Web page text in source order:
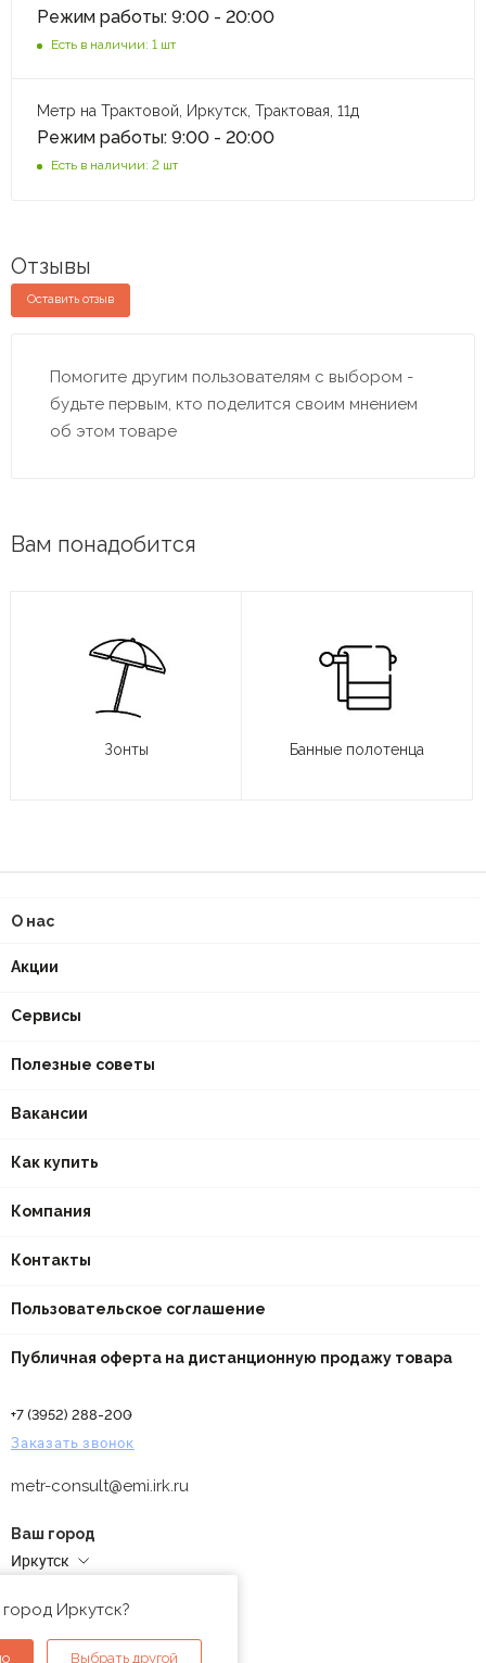
Режим работы: 9:00 - 20:00
Есть в наличии: 1 шт
Метр на Трактовой, Иркутск, Трактовая, 11д
Режим работы: 9:00 - 20:00
Есть в наличии: 2 шт
Отзывы
Оставить отзыв
Помогите другим пользователям с выбором -
будьте первым, кто поделится своим мнением
об этом товаре
Вам понадобится
Зонты Банные полотенца
О нас
Акции
Сервисы
Полезные советы
Вакансии
Как купить
Компания
Контакты
Пользовательское соглашение
Публичная оферта на дистанционную продажу товара
+7 (3952) 288-200
Заказать звонок
metr-consult@emi.irk.ru
Ваш город
Иркутск
Иркутск?
Выбрать другой